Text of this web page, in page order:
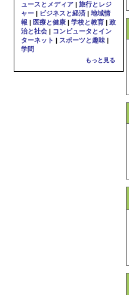
ュースとメディア | 旅行とレジ
ャー | ビジネスと経済 | 地域情
報 | 医療と健康 | 学校と教育 | 政
治と社会 | コンピュータとイン
ターネット | スポーツと趣味 |
学問
もっと見る